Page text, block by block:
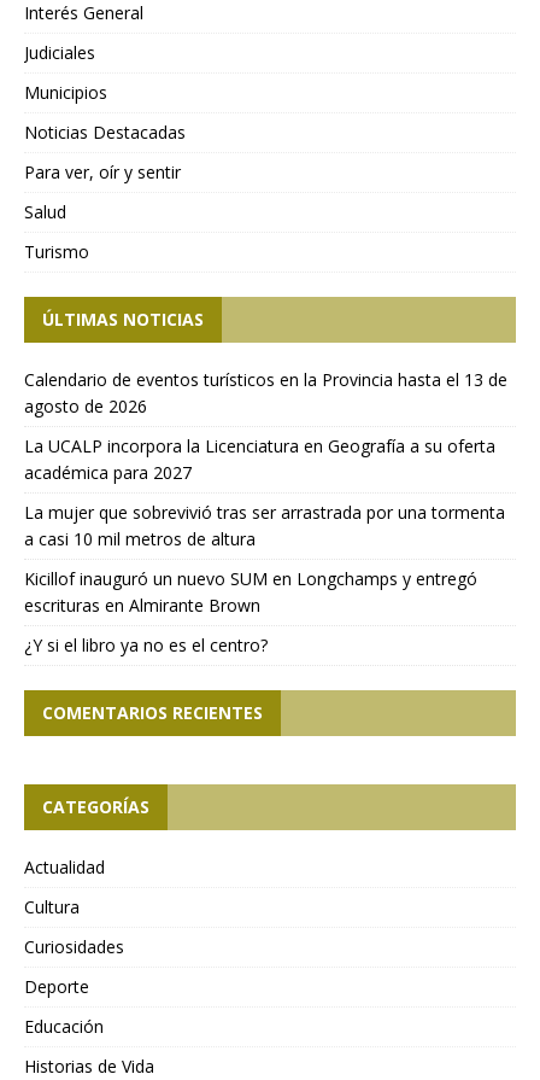
Interés General
Judiciales
Municipios
Noticias Destacadas
Para ver, oír y sentir
Salud
Turismo
ÚLTIMAS NOTICIAS
Calendario de eventos turísticos en la Provincia hasta el 13 de
agosto de 2026
La UCALP incorpora la Licenciatura en Geografía a su oferta
académica para 2027
La mujer que sobrevivió tras ser arrastrada por una tormenta
a casi 10 mil metros de altura
Kicillof inauguró un nuevo SUM en Longchamps y entregó
escrituras en Almirante Brown
¿Y si el libro ya no es el centro?
COMENTARIOS RECIENTES
CATEGORÍAS
Actualidad
Cultura
Curiosidades
Deporte
Educación
Historias de Vida